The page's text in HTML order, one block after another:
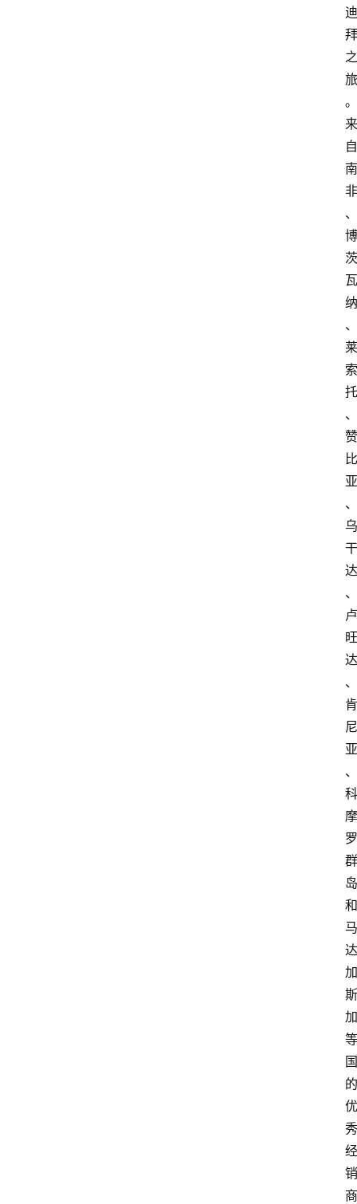
迪
拜
之
旅
。
来
自
南
非
、
博
茨
瓦
纳
、
莱
索
托
、
赞
比
亚
、
乌
干
达
、
卢
旺
达
、
肯
尼
亚
、
科
摩
罗
群
岛
和
马
达
加
斯
加
等
国
的
优
秀
经
销
商